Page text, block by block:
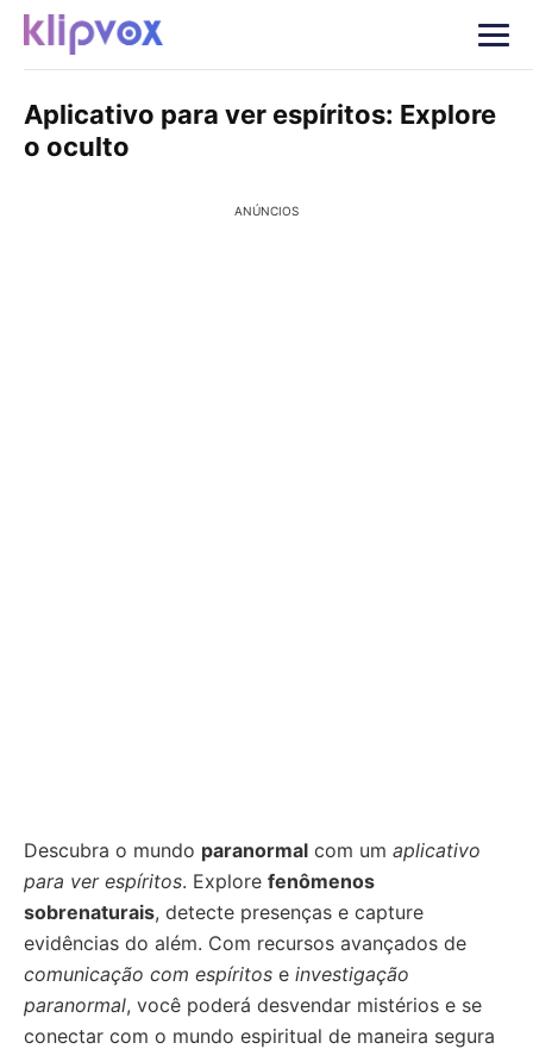
Aplicativo para ver espíritos: Explore
o oculto
ANÚNCIOS
Descubra o mundo paranormal com um aplicativo
para ver espíritos. Explore fenômenos
sobrenaturais, detecte presenças e capture
evidências do além. Com recursos avançados de
comunicação com espíritos e investigação
paranormal, você poderá desvendar mistérios e se
conectar com o mundo espiritual de maneira segura